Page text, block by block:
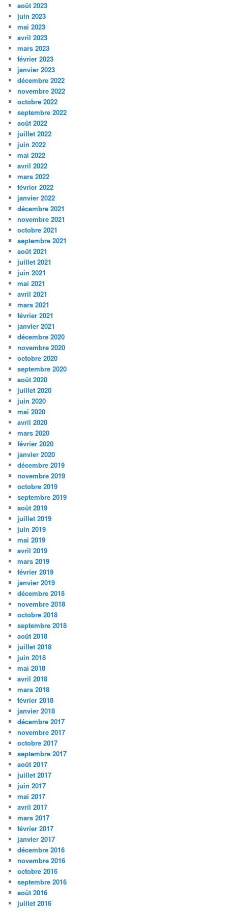
août 2023
juin 2023
mai 2023
avril 2023
mars 2023
février 2023
janvier 2023
décembre 2022
novembre 2022
octobre 2022
septembre 2022
août 2022
juillet 2022
juin 2022
mai 2022
avril 2022
mars 2022
février 2022
janvier 2022
décembre 2021
novembre 2021
octobre 2021
septembre 2021
août 2021
juillet 2021
juin 2021
mai 2021
avril 2021
mars 2021
février 2021
janvier 2021
décembre 2020
novembre 2020
octobre 2020
septembre 2020
août 2020
juillet 2020
juin 2020
mai 2020
avril 2020
mars 2020
février 2020
janvier 2020
décembre 2019
novembre 2019
octobre 2019
septembre 2019
août 2019
juillet 2019
juin 2019
mai 2019
avril 2019
mars 2019
février 2019
janvier 2019
décembre 2018
novembre 2018
octobre 2018
septembre 2018
août 2018
juillet 2018
juin 2018
mai 2018
avril 2018
mars 2018
février 2018
janvier 2018
décembre 2017
novembre 2017
octobre 2017
septembre 2017
août 2017
juillet 2017
juin 2017
mai 2017
avril 2017
mars 2017
février 2017
janvier 2017
décembre 2016
novembre 2016
octobre 2016
septembre 2016
août 2016
juillet 2016